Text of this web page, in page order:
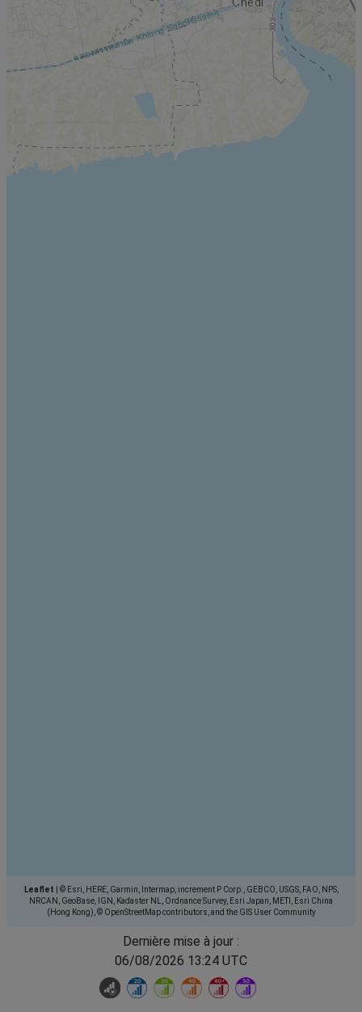
Leaflet
© Esri, HERE, Garmin, Intermap, increment P Corp., GEBCO, USGS, FAO, NPS,
NRCAN, GeoBase, IGN, Kadaster NL, Ordnance Survey, Esri Japan, METI, Esri China
(Hong Kong), © OpenStreetMap contributors, and the GIS User Community
Dernière mise à jour :
06/08/2026 13:24 UTC